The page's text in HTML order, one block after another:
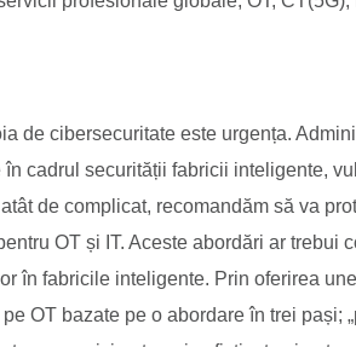
de cibersecuritate este urgența.
cadrul securității fabricii inteligente,
de complicat, recomandăm să va
OT și IT. Aceste abordări ar trebui
în fabricile inteligente. Prin oferirea
OT bazate pe o abordare în trei pași;